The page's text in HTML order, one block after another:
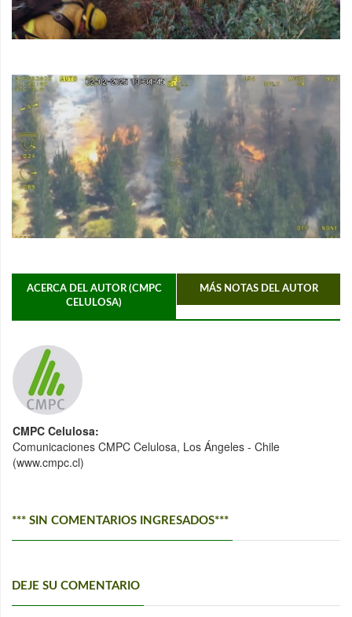
ACERCA DEL AUTOR (CMPC
CELULOSA)
MÁS NOTAS DEL AUTOR
CMPC Celulosa:
Comunicaciones CMPC Celulosa, Los Ángeles - Chile
(www.cmpc.cl)
*** SIN COMENTARIOS INGRESADOS***
DEJE SU COMENTARIO